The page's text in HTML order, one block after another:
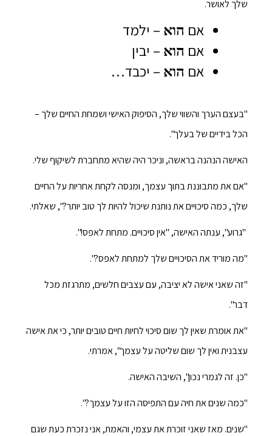
שלך לאושר.
אם הוא – ילמד
אם הוא – יבין
אם הוא – יכבד…
"בעצם הערך והשווי שלך, הסיפוק האישי ושמחת החיים שלך –
הכל בידיים של בעלך".
האישה הנהנה בראשה, וניכר היה שהיא מתחברת לשיקוף שלי.
"אם את מתבוננת בתוך עצמך, ומנסה לקחת אחריות על החיים
שלך, כמה סיכויים את נותנת שיכול להיות לך טוב יותר?", שאלתי.
"גרוע", ענתה האישה, "אין סיכויים. מתחת לאפס!".
"מה מוריד את הסיכויים שלך למתחת לאפס?".
"זה שאני אישה לא יציבה, עם עצבים חלשים, מתרגזת מכל
דבר".
"את אומרת שאין לך שום סיכוי לחיות חיים טובים יותר, כי את אישה
עצבנית ואין לך שום שליטה על עצמך", אמרתי.
"כן. זה לגמרי נכון", השיבה האישה.
"כמה שנים את חיה עם התפיסה הזו על עצמך?".
"שנים. מאז שאני זוכרת את עצמי, והאמת, אני נזכרת כעת שגם